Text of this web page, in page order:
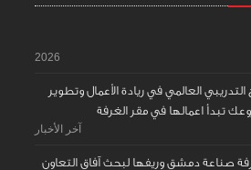
2026
التدريبي العالمي في ريادة الأعمال وتطوير
تبدأ اعمالها في مقر الغرفة
آخر الأخبار
صناعة دمشق وريفها لبحث آفاق التعاون